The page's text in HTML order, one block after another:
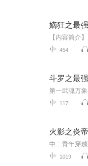
嫡狂之最
454
斗罗之最
117
火影之炎
1019